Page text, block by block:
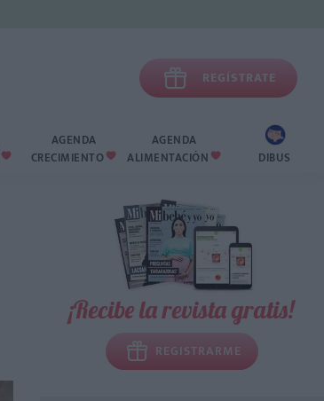
 REGÍSTRATE

AGENDA
CRECIMIENTO 
AGENDA
ALIMENTACIÓN  DIBUS
¡Recibe la revista gratis!
REGISTRARME